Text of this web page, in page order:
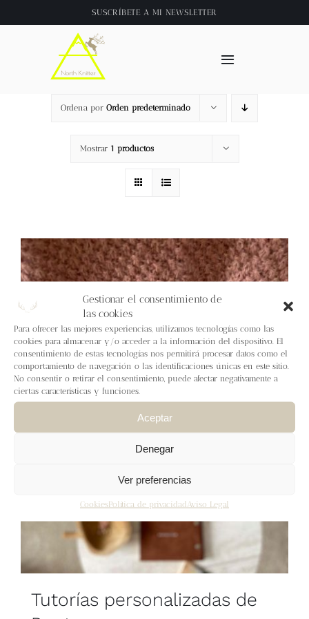
Gestionar el consentimiento de
las cookies
Para ofrecer las mejores experiencias, utilizamos tecnologías como las
cookies para almacenar y/o acceder a la información del dispositivo. El
consentimiento de estas tecnologías nos permitirá procesar datos como el
comportamiento de navegación o las identificaciones únicas en este sitio.
No consentir o retirar el consentimiento, puede afectar negativamente a
ciertas características y funciones.
Aceptar
Denegar
Ver preferencias
CookiesPolítica de privacidad Aviso Legal
al
SUSCRÍBETE A MI NEWSLETTER
Toggle
Inicio
About
Tienda
Videos
Contacto
Newsletter
Mi cuenta
Ordena por Orden predeterminado
Mostrar 1 productos
Tutorías personalizadas de